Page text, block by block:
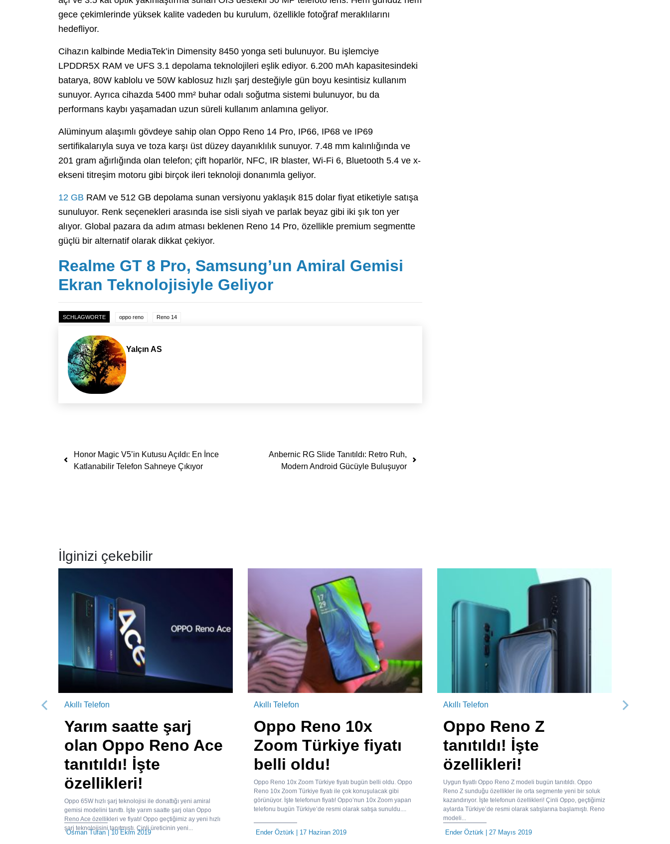
gece çekimlerinde yüksek kalite vadeden bu kurulum, özellikle fotoğraf meraklılarını
hedefliyor.
Cihazın kalbinde MediaTek’in Dimensity 8450 yonga seti bulunuyor. Bu işlemciye
LPDDR5X RAM ve UFS 3.1 depolama teknolojileri eşlik ediyor. 6.200 mAh kapasitesindeki
batarya, 80W kablolu ve 50W kablosuz hızlı şarj desteğiyle gün boyu kesintisiz kullanım
sunuyor. Ayrıca cihazda 5400 mm² buhar odalı soğutma sistemi bulunuyor, bu da
performans kaybı yaşamadan uzun süreli kullanım anlamına geliyor.
Alüminyum alaşımlı gövdeye sahip olan Oppo Reno 14 Pro, IP66, IP68 ve IP69
sertifikalarıyla suya ve toza karşı üst düzey dayanıklılık sunuyor. 7.48 mm kalınlığında ve
201 gram ağırlığında olan telefon; çift hoparlör, NFC, IR blaster, Wi-Fi 6, Bluetooth 5.4 ve x-
ekseni titreşim motoru gibi birçok ileri teknoloji donanımla geliyor.
12 GB RAM ve 512 GB depolama sunan versiyonu yaklaşık 815 dolar fiyat etiketiyle satışa
sunuluyor. Renk seçenekleri arasında ise sisli siyah ve parlak beyaz gibi iki şık ton yer
alıyor. Global pazara da adım atması beklenen Reno 14 Pro, özellikle premium segmentte
güçlü bir alternatif olarak dikkat çekiyor.
Realme GT 8 Pro, Samsung’un Amiral Gemisi
Ekran Teknolojisiyle Geliyor
SCHLAGWORTE oppo reno Reno 14
Yalçın AS
Yazı dolaşımı
Honor Magic V5’in Kutusu Açıldı: En İnce
Katlanabilir Telefon Sahneye Çıkıyor
Anbernic RG Slide Tanıtıldı: Retro Ruh,
Modern Android Gücüyle Buluşuyor
İlginizi çekebilir
Akıllı Telefon
Yarım saatte şarj
olan Oppo Reno Ace
tanıtıldı! İşte
özellikleri!
Oppo 65W hızlı şarj teknolojisi ile donattığı yeni amiral
gemisi modelini tanıttı. İşte yarım saatte şarj olan Oppo
Reno Ace özellikleri ve fiyatı! Oppo geçtiğimiz ay yeni hızlı
şarj teknolojisini tanıtmıştı. Çinli üreticinin yeni...
Osman Tufan| 10 Ekim 2019
Akıllı Telefon
Oppo Reno 10x
Zoom Türkiye fiyatı
belli oldu!
Oppo Reno 10x Zoom Türkiye fiyatı bugün belli oldu. Oppo
Reno 10x Zoom Türkiye fiyatı ile çok konuşulacak gibi
görünüyor. İşte telefonun fiyatı! Oppo’nun 10x Zoom yapan
telefonu bugün Türkiye’de resmi olarak satışa sunuldu....
Ender Öztürk | 17 Haziran 2019
Akıllı Telefon
Oppo Reno Z
tanıtıldı! İşte
özellikleri!
Uygun fiyatlı Oppo Reno Z modeli bugün tanıtıldı. Oppo
Reno Z sunduğu özellikler ile orta segmente yeni bir soluk
kazandırıyor. İşte telefonun özellikleri! Çinli Oppo, geçtiğimiz
aylarda Türkiye’de resmi olarak satışlarına başlamıştı. Reno
modeli...
Ender Öztürk | 27 Mayıs 2019
Önceki Sonraki